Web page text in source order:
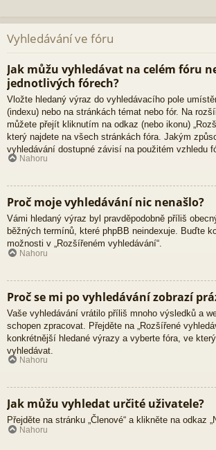
Vyhledávání ve fóru
Jak můžu vyhledávat na celém fóru
jednotlivých fórech?
Vložte hledaný výraz do vyhledávacího pole
(indexu) nebo na stránkách témat nebo fór. Na
můžete přejít kliknutím na odkaz (nebo ikonu)
který najdete na všech stránkách fóra. Jakým
vyhledávání dostupné závisí na použitém vzhledu
Nahoru
Proč moje vyhledávání nic nenašlo?
Vámi hledaný výraz byl pravděpodobně příliš
běžných termínů, které phpBB neindexuje. Buďte
možnosti v „Rozšířeném vyhledávání“.
Nahoru
Proč se mi po vyhledávání zobrazí
Vaše vyhledávání vrátilo příliš mnoho výsledků a
schopen zpracovat. Přejděte na „Rozšířené
konkrétnější hledané výrazy a vyberte fóra, ve
vyhledávat.
Nahoru
Jak můžu vyhledat určité uživatele?
Přejděte na stránku „Členové“ a klikněte na odkaz
Nahoru